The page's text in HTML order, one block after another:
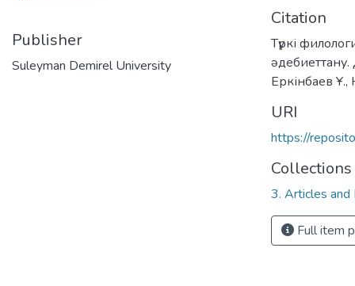
Publisher
Suleyman Demirel University
Citation
Түркі
Еркінбаев
URI
https://
Collections
3. Articles and
Full item